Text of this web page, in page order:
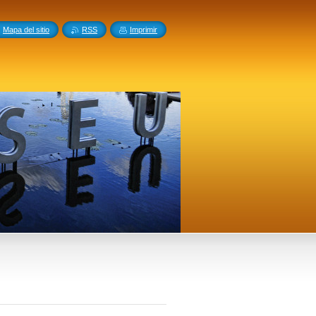
Mapa del sitio RSS Imprimir